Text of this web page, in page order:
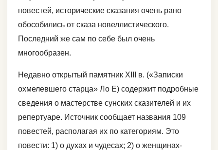
повестей, исторические сказания очень рано
обособились от сказа новеллистического.
Последний же сам по себе был очень
многообразен.
Недавно открытый памятник XIII в. («Записки
охмелевшего старца» Ло Е) содержит подробные
сведения о мастерстве сунских сказителей и их
репертуаре. Источник сообщает названия 109
повестей, располагая их по категориям. Это
повести: 1) о духах и чудесах; 2) о женщинах-